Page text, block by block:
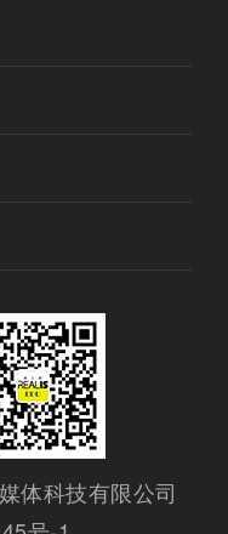
体科技有限公司